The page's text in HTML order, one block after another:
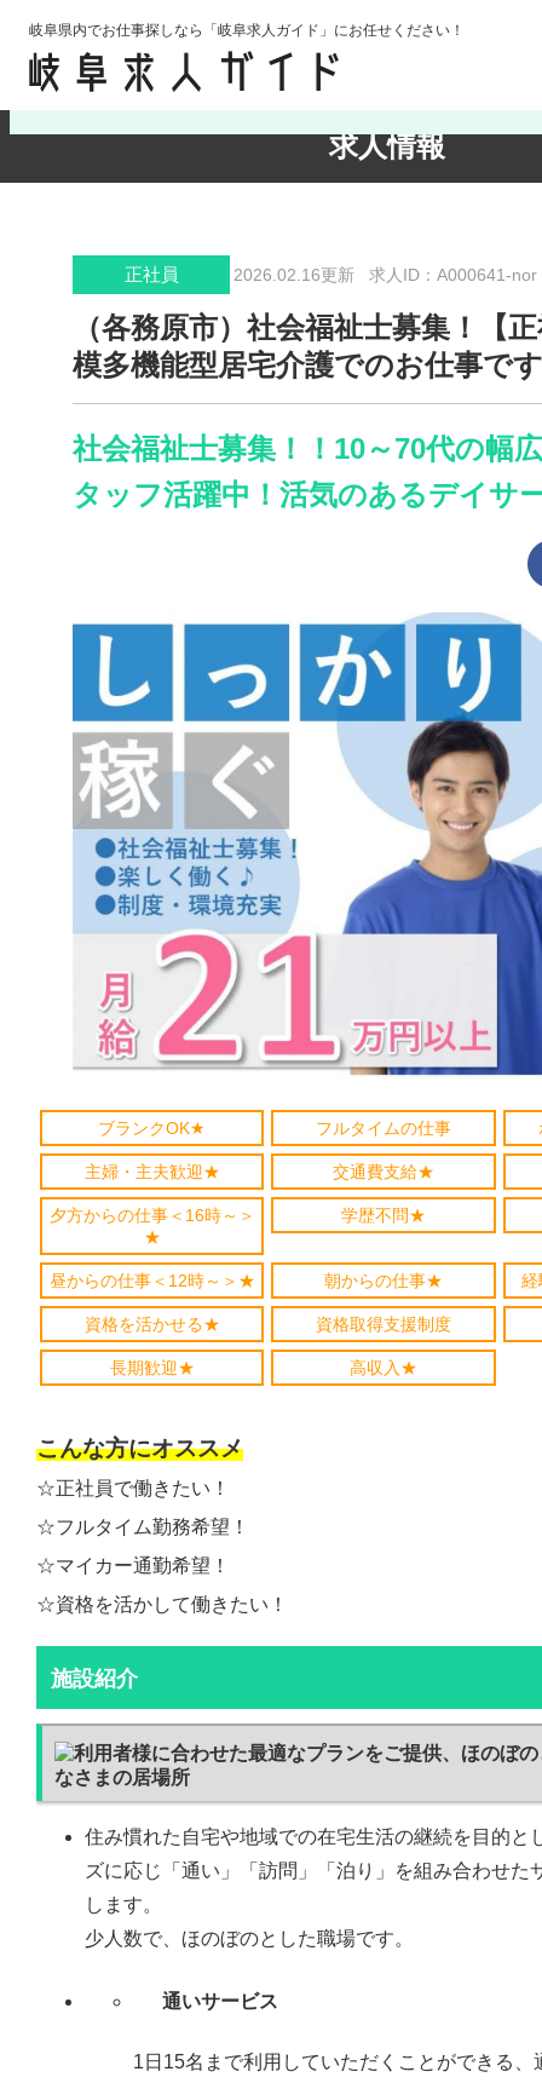
岐阜県内でお仕事探しなら「岐阜求人ガイド」にお任せください！
求人情報
検索条件の確認・変更
正社員 2026.02.16更新 求人ID：A000641-nor
（各務原市）社会福祉士募集！【
模多機能型居宅介護でのお仕事で
社会福祉士募集！！10～70代の幅
タッフ活躍中！活気のあるデイサ
ブランクOK★ フルタイムの仕事
主婦・主夫歓迎★ 交通費支給★
夕方からの仕事＜16時～＞
★
学歴不問★
昼からの仕事＜12時～＞★ 朝からの仕事★
資格を活かせる★ 資格取得支援制度
長期歓迎★ 高収入★
こんな方にオススメ
☆正社員で働きたい！
☆フルタイム勤務希望！
☆マイカー通勤希望！
☆資格を活かして働きたい！
施設紹介
住み慣れた自宅や地域での在宅生活の継続を目的と
ズに応じ「通い」「訪問」「泊り」を組み合わせた
します。
少人数で、ほのぼのとした職場です。
通いサービス
1日15名まで利用していただくことができる、